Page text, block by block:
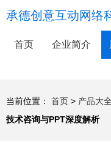
承德创意互动网络
首页 企业简介
当前位置： 首页 > 产品大全
技术咨询与PPT深度解析